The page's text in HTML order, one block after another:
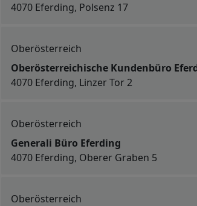
4070 Eferding, Polsenz 17
Oberösterreich
Oberösterreichische Kundenbüro
4070 Eferding, Linzer Tor 2
Oberösterreich
Generali Büro Eferding
4070 Eferding, Oberer Graben 5
Oberösterreich